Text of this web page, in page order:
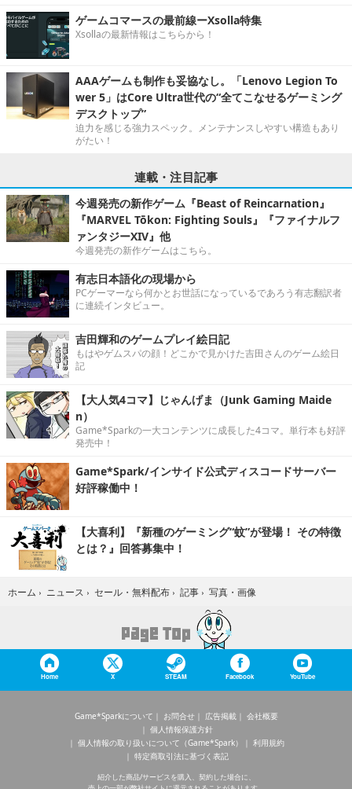
ゲームコマースの最前線ーXsolla特集
Xsollaの最新情報はこちらから！
AAAゲームも制作も妥協なし。「Lenovo Legion To
wer 5」はCore Ultra世代の“全てこなせるゲーミング
デスクトップ”
迫力を感じる強力スペック。メンテナンスしやすい構造もあり
がたい！
連載・注目記事
今週発売の新作ゲーム『Beast of Reincarnation』
『MARVEL Tōkon: Fighting Souls』『ファイナルフ
ァンタジーXIV』他
今週発売の新作ゲームはこちら。
有志日本語化の現場から
PCゲーマーなら何かとお世話になっているであろう有志翻訳者
に連続インタビュー。
吉田輝和のゲームプレイ絵日記
もはやゲムスパの顔！どこかで見かけた吉田さんのゲーム絵日
記
【大人気4コマ】じゃんげま（Junk Gaming Maide
n）
Game*Sparkの一大コンテンツに成長した4コマ。単行本も好評
発売中！
Game*Spark/インサイド公式ディスコードサーバー
好評稼働中！
【大喜利】『新種のゲーミング“蚊”が登場！ その特徴
とは？』回答募集中！
ホーム › ニュース › セール・無料配布 › 記事 › 写真・画像
Home X STEAM Facebook YouTube
Game*Sparkについて お問合せ 広告掲載
会社概要
個人情報保護方針
個人情報の取り扱いについて（Game*Spark）
利用規約
特定商取引法に基づく表記
紹介した商品/サービスを購入、契約した場合に、